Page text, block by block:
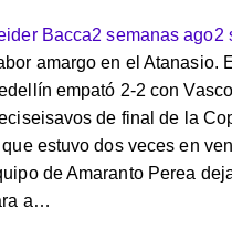
Bacca2 semanas ago2
amargo en el Atanasio.
empató 2-2 con
de final de la
estuvo dos veces en
de Amaranto Perea
a…